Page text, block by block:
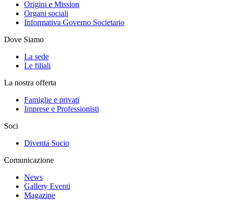
Origini e Mission
Organi sociali
Informativa Governo Societario
Dove Siamo
La sede
Le filiali
La nostra offerta
Famiglie e privati
Imprese e Professionisti
Soci
Diventa Socio
Comunicazione
News
Gallery Eventi
Magazine